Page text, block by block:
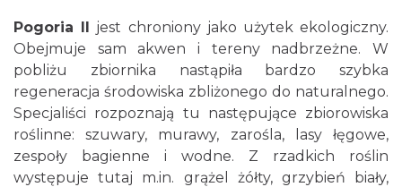
Pogoria II jest chroniony jako użytek ekologiczny.
Obejmuje sam akwen i tereny nadbrzeżne. W
pobliżu zbiornika nastąpiła bardzo szybka
regeneracja środowiska zbliżonego do naturalnego.
Specjaliści rozpoznają tu następujące zbiorowiska
roślinne: szuwary, murawy, zarośla, lasy łęgowe,
zespoły bagienne i wodne. Z rzadkich roślin
występuje tutaj m.in. grążel żółty, grzybień biały,